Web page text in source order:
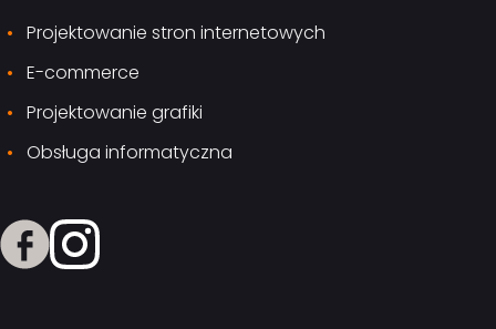
Projektowanie stron internetowych
E-commerce
Projektowanie grafiki
Obsługa informatyczna